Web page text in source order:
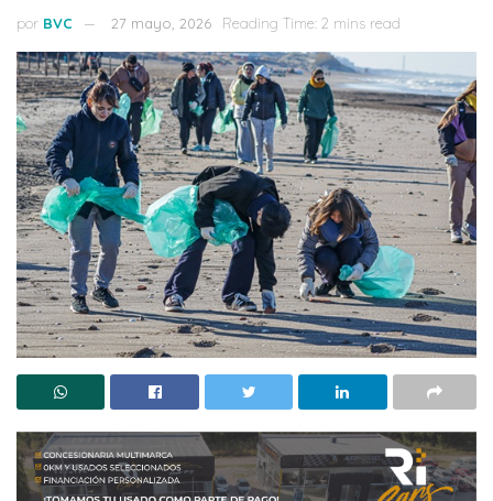
por BVC 27 mayo, 2026 Reading Time: 2 mins read